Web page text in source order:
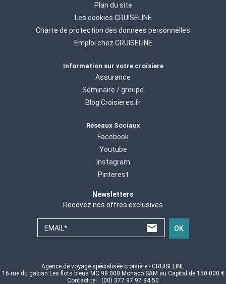
Plan du site
Les cookies CRUISELINE
Charte de protection des donnees personnelles
Emploi chez CRUISELINE
Information sur votre croisiere
Assurance
Séminaire / groupe
Blog Croisieres.fr
Réseaux Sociaux
Facebook
Youtube
Instagram
Pinterest
Newsletters
Recevez nos offres exclusives
EMAIL* OK
Agence de voyage spécialisée croisière - CRUISELINE
16 rue du gabian Les flots bleus MC 98 000 Monaco SAM au Capital de 150 000 €
Contact tel : (00) 377 97 97 84 50